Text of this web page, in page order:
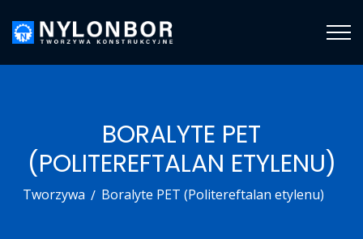
BORALYTE PET
(POLITEREFTALAN ETYLENU)
Tworzywa Boralyte PET (Politereftalan etylenu)